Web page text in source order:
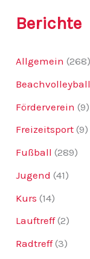
Berichte
Allgemein (268)
Beachvolleyball
Förderverein (9)
Freizeitsport (9)
Fußball (289)
Jugend (41)
Kurs (14)
Lauftreff(2)
Radtreff(3)